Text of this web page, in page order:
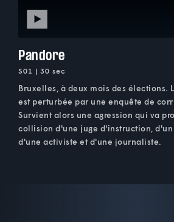
Pandore
S01 | 30 sec
Bruxelles, à deux mois des élections.
est perturbée par une enquête de
Survient alors une agression qui va
collision d'une juge d'instruction, d'un
d'une activiste et d'une journaliste.